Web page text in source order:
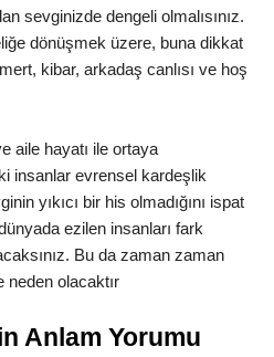
sevginizde dengeli olmalısınız.
dönüşmek üzere, buna dikkat
kibar, arkadaş canlısı ve hoş
aile hayatı ile ortaya
insanlar evrensel kardeşlik
yıkıcı bir his olmadığını ispat
ezilen insanları fark
Bu da zaman zaman
neden olacaktır
Anlam Yorumu